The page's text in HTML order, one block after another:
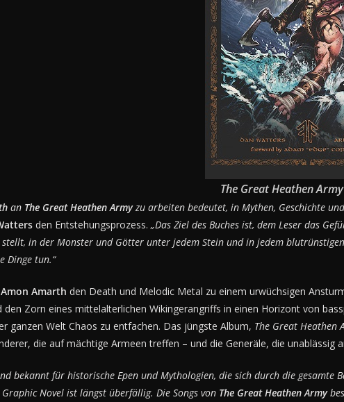
The Great Heathen
an The Great Heathen Armyzu arbeiten bedeutet, in Mythen, Geschichte
den Entstehungsprozess. „Das Ziel des Buches ist, dem Leser das
in der Monster und Götter unter jedem Stein und in jedem
Dinge tun.“
Amon Amarth den Death und Melodic Metal zu einem urwüchsigen
den Zorn eines mittelalterlichen Wikingerangriffs in einen Horizont von
ganzen Welt Chaos zu entfachen. Das jüngste Album, The Great Heathen
die auf mächtige Armeen treffen – und die Generäle, die unablässig
bekannt für historische Epen und Mythologien, die sich durch die gesamte
Novel ist längst überfällig. Die Songs von The Great Heathen Army